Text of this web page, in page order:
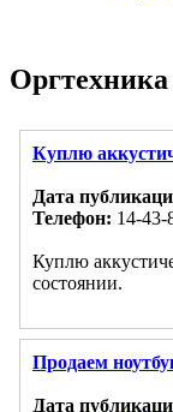
Оргтехника
Куплю
Дата
Телефон: 14-43-
Куплю
состоянии.
Продаем
Дата